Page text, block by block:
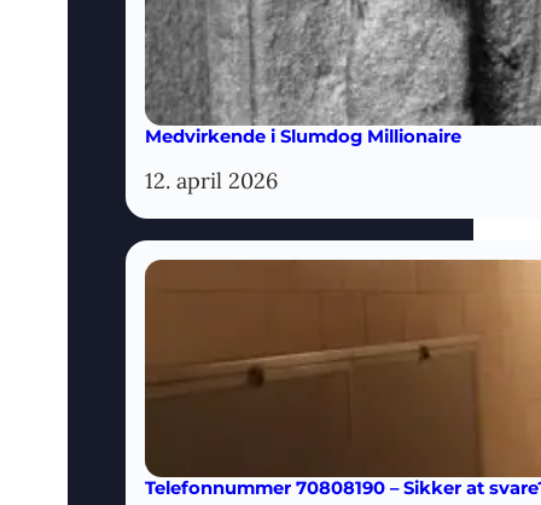
Medvirkende i Slumdog Millionaire
12. april 2026
Telefonnummer 70808190 – Sikker at